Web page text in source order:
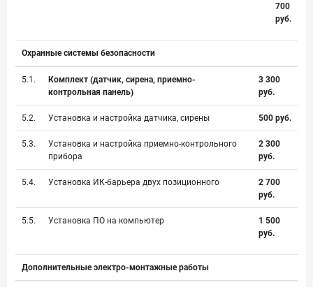
700
руб.
Охранные системы безопасности
5.1.
Комплект (датчик, сирена, приемно-
контрольная панель)
3 300
руб.
5.2. Установка и настройка датчика, сирены 500 руб.
5.3.
Установка и настройка приемно-контрольного
прибора
2 300
руб.
5.4. Установка ИК-барьера двух позиционного
2 700
руб.
5.5. Установка ПО на компьютер
1 500
руб.
Дополнительные электро-монтажные работы